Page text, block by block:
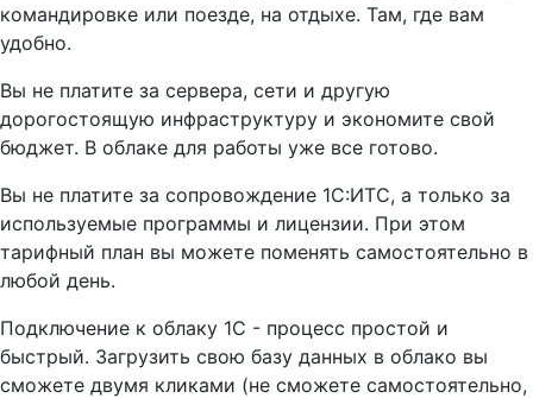
командировке или поезде, на отдыхе. Там, где вам
удобно.
Вы не платите за сервера, сети и другую
дорогостоящую инфраструктуру и экономите свой
бюджет. В облаке для работы уже все готово.
Вы не платите за сопровождение 1С:ИТС, а только за
используемые программы и лицензии. При этом
тарифный план вы можете поменять самостоятельно в
любой день.
Подключение к облаку 1С - процесс простой и
быстрый. Загрузить свою базу данных в облако вы
сможете двумя кликами (не сможете самостоятельно,